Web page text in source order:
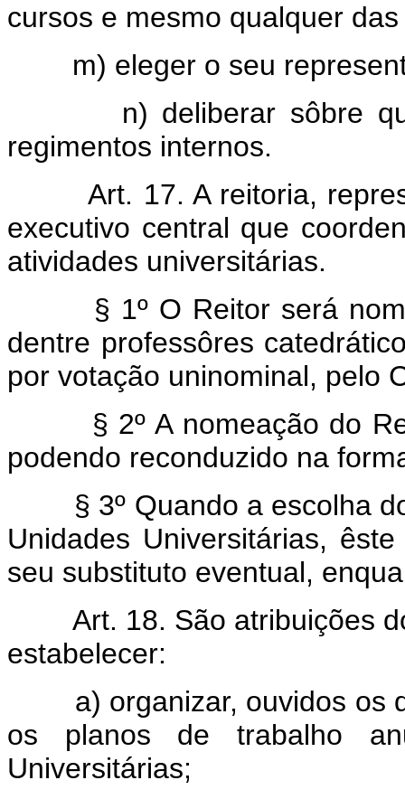
cursos e mesmo qualquer
m) eleger o seu
n) deliberar sôbre
regimentos internos.
Art. 17. A reitoria,
executivo central que
atividades universitárias.
§ 1º O Reitor será
dentre professôres
por votação uninominal, pelo
§ 2º A nomeação do
podendo reconduzido na
§ 3º Quando a escolha do
Unidades Universitárias,
seu substituto eventual,
Art. 18. São atribuições
estabelecer:
a) organizar, ouvidos os
os planos de trabalho
Universitárias;